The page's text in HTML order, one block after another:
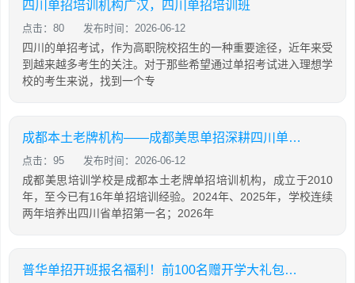
四川单招培训机构广汉，四川单招培训班
点击：80 发布时间：2026-06-12
四川的单招考试，作为高职院校招生的一种重要途径，近年来受
到越来越多考生的关注。对于那些希望通过单招考试进入理想学
校的考生来说，找到一个专
成都本土老牌机构——成都美思单招深耕四川单招16年，助力学生录取公办院校！
点击：95 发布时间：2026-06-12
成都美思培训学校是成都本土老牌单招培训机构，成立于2010
年，至今已有16年单招培训经验。2024年、2025年，学校连续
两年培养出四川省单招第一名；2026年
普华单招开班报名福利！前100名赠开学大礼包，含床上用品，棉服，先到先得！